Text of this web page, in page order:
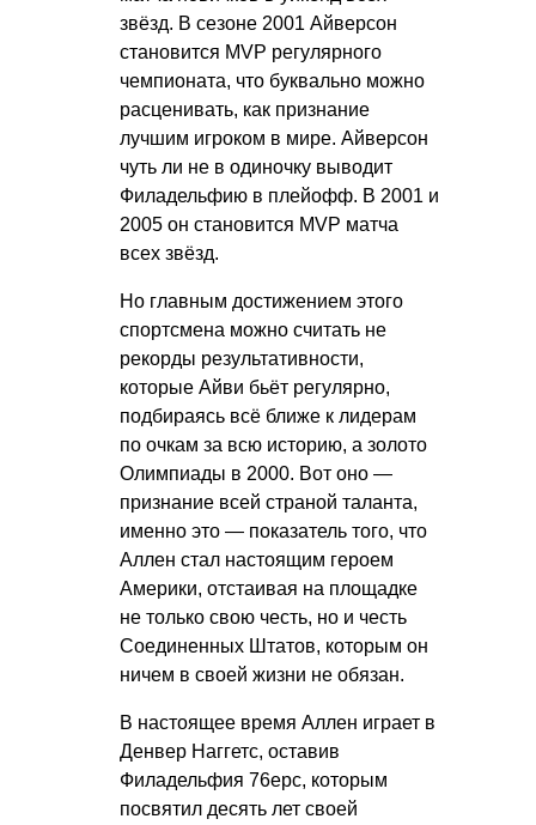
звёзд. В сезоне 2001 Айверсон
становится MVP регулярного
чемпионата, что буквально можно
расценивать, как признание
лучшим игроком в мире. Айверсон
чуть ли не в одиночку выводит
Филадельфию в плейофф. В 2001 и
2005 он становится MVP матча
всех звёзд.
Но главным достижением этого
спортсмена можно считать не
рекорды результативности,
которые Айви бьёт регулярно,
подбираясь всё ближе к лидерам
по очкам за всю историю, а золото
Олимпиады в 2000. Вот оно —
признание всей страной таланта,
именно это — показатель того, что
Аллен стал настоящим героем
Америки, отстаивая на площадке
не только свою честь, но и честь
Соединенных Штатов, которым он
ничем в своей жизни не обязан.
В настоящее время Аллен играет в
Денвер Наггетс, оставив
Филадельфия 76ерс, которым
посвятил десять лет своей